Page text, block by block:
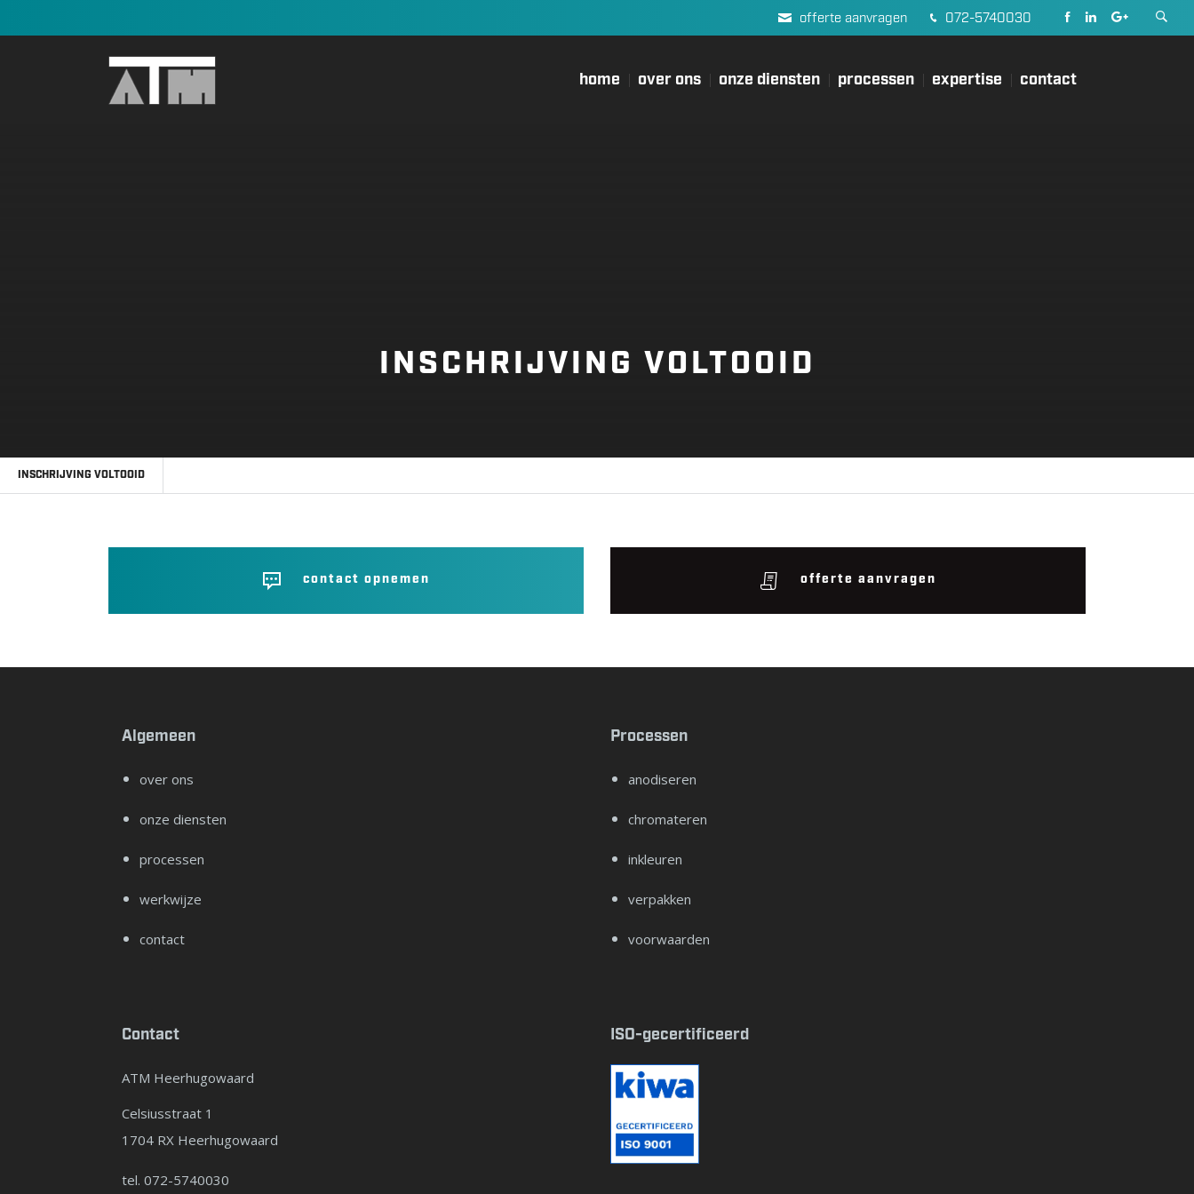
offerte aanvragen 072-5740030
home over ons onze diensten processen expertise contact
INSCHRIJVING VOLTOOID
INSCHRIJVING VOLTOOID
contact opnemen offerte aanvragen
Algemeen
over ons
onze diensten
processen
werkwijze
contact
Processen
anodiseren
chromateren
inkleuren
verpakken
voorwaarden
Contact
ATM Heerhugowaard
Celsiusstraat 1
1704 RX Heerhugowaard
tel. 072-5740030
ISO-gecertificeerd